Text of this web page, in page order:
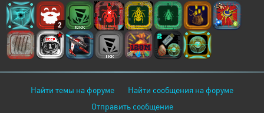
2
Найти темы на форуме
Найти сообщения на форуме
Отправить сообщение